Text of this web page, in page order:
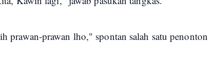
prawan-prawan lho," spontan salah satu penonton